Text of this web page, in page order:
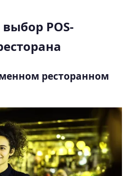
POS-
ресторанном